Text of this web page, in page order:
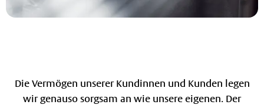
Die Vermögen unserer Kundinnen und Kunden legen
wir genauso sorgsam an wie unsere eigenen. Der